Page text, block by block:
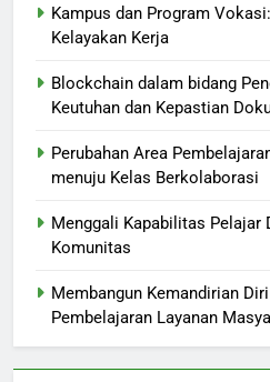
Kampus dan Program
Kelayakan Kerja
Blockchain dalam bidang
Keutuhan dan Kepastian
Perubahan Area
menuju Kelas Berkolaborasi
Menggali Kapabilitas Pelajar
Komunitas
Membangun Kemandirian
Pembelajaran Layanan